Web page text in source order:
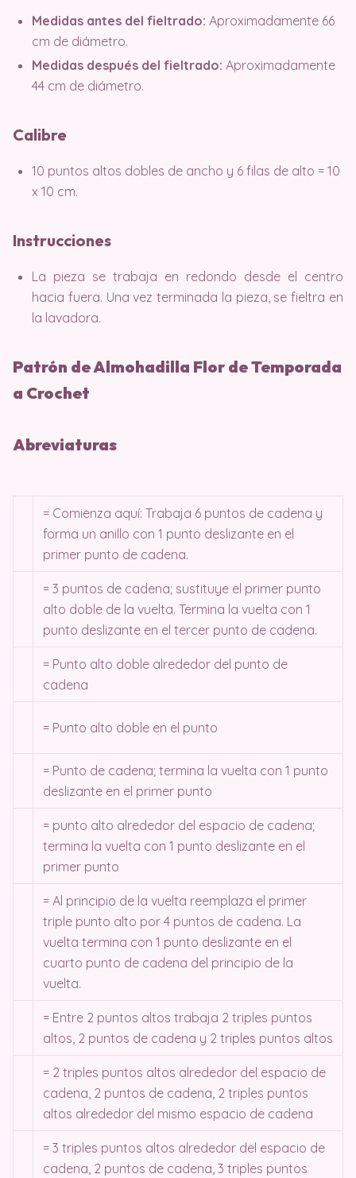
Medidas antes del fieltrado: Aproximadamente 66
cm de diámetro.
Medidas después del fieltrado: Aproximadamente
44 cm de diámetro.
Calibre
10 puntos altos dobles de ancho y 6 filas de alto = 10
x 10 cm.
Instrucciones
La pieza se trabaja en redondo desde el centro
hacia fuera. Una vez terminada la pieza, se fieltra en
la lavadora.
Patrón de Almohadilla Flor de Temporada
a Crochet
Abreviaturas
= Comienza aquí: Trabaja 6 puntos de cadena y
forma un anillo con 1 punto deslizante en el
primer punto de cadena.
= 3 puntos de cadena; sustituye el primer punto
alto doble de la vuelta. Termina la vuelta con 1
punto deslizante en el tercer punto de cadena.
= Punto alto doble alrededor del punto de
cadena
= Punto alto doble en el punto
= Punto de cadena; termina la vuelta con 1 punto
deslizante en el primer punto
= punto alto alrededor del espacio de cadena;
termina la vuelta con 1 punto deslizante en el
primer punto
= Al principio de la vuelta reemplaza el primer
triple punto alto por 4 puntos de cadena. La
vuelta termina con 1 punto deslizante en el
cuarto punto de cadena del principio de la
vuelta.
= Entre 2 puntos altos trabaja 2 triples puntos
altos, 2 puntos de cadena y 2 triples puntos altos
= 2 triples puntos altos alrededor del espacio de
cadena, 2 puntos de cadena, 2 triples puntos
altos alrededor del mismo espacio de cadena
= 3 triples puntos altos alrededor del espacio de
cadena, 2 puntos de cadena, 3 triples puntos